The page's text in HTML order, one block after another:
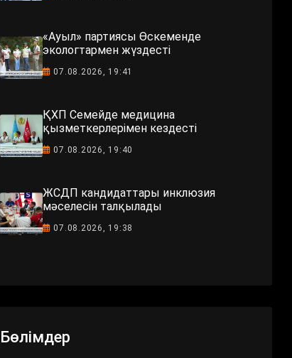
«Ауыл» партиясы Өскеменде
экологтармен жүздесті
07.08.2026, 19:41
ҚХП Семейде медицина
қызметкерлерімен кездесті
07.08.2026, 19:40
ЖСДП кандидаттары инклюзия
мәселесін талқылады
07.08.2026, 19:38
Бөлімдер